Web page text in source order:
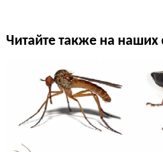
Читайте также на наших